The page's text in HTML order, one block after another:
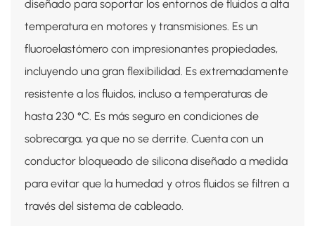
diseñado para soportar los entornos de fluidos a alta
temperatura en motores y transmisiones. Es un
fluoroelastómero con impresionantes propiedades,
incluyendo una gran flexibilidad. Es extremadamente
resistente a los fluidos, incluso a temperaturas de
hasta 230 °C. Es más seguro en condiciones de
sobrecarga, ya que no se derrite. Cuenta con un
conductor bloqueado de silicona diseñado a medida
para evitar que la humedad y otros fluidos se filtren a
través del sistema de cableado.